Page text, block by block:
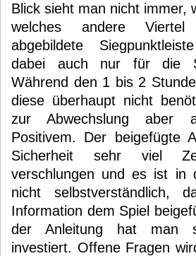
Blick sieht man nicht immer,
welches andere
abgebildete
dabei auch nur für die
Während den 1 bis 2
diese überhaupt nicht
zur Abwechslung aber
Positivem. Der beigefügte
Sicherheit sehr viel
verschlungen und es ist in
nicht selbstverständlich,
Information dem Spiel
der Anleitung hat man
investiert. Offene Fragen